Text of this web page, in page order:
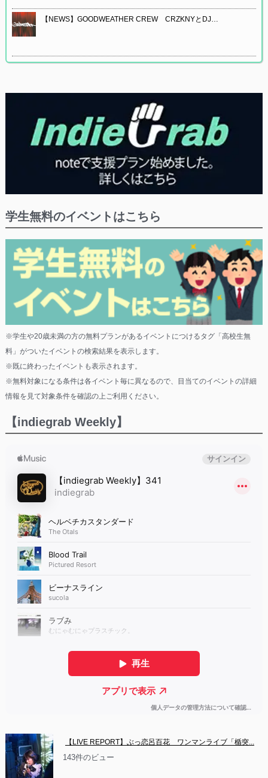
【NEWS】GOODWEATHER CREW CRZKNYとDJ…
学生無料のイベントはこちら
※学生や20歳未満の方の無料プランがあるイベントにつけるタグ「高校生無
料」がついたイベントの検索結果を表示します。
※既に終わったイベントも表示されます。
※無料対象になる条件は各イベント毎に異なるので、目当てのイベントの詳細
情報を見て対象条件を確認の上ご利用ください。
【indiegrab Weekly】
【LIVE REPORT】ぶっ恋呂百花　ワンマンライブ「楯突...
143件のビュー